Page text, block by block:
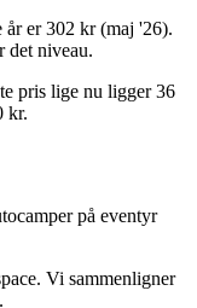
år er 302 kr (maj '26).
det niveau.
pris lige nu ligger 36
kr.
på eventyr
Vi sammenligner